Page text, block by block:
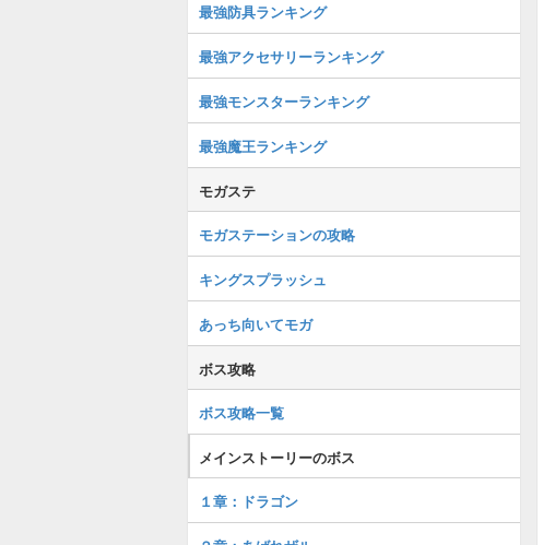
最強防具ランキング
最強アクセサリーランキング
最強モンスターランキング
最強魔王ランキング
モガステ
モガステーションの攻略
キングスプラッシュ
あっち向いてモガ
ボス攻略
ボス攻略一覧
メインストーリーのボス
１章：ドラゴン